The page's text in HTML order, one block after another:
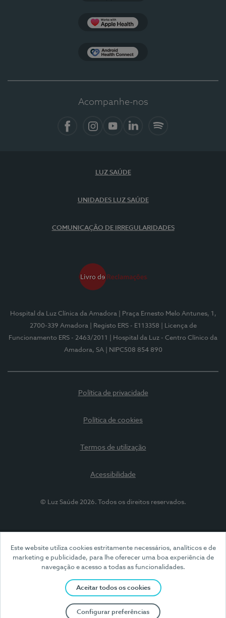
Este website utiliza cookies estritamente necessários, analíticos e de
marketing e publicidade, para lhe oferecer uma boa experiência de
navegação e acesso a todas as funcionalidades.
Aceitar todos os cookies
Configurar preferências
Acompanhe-nos
LUZ SAÚDE
UNIDADES LUZ SAÚDE
COMUNICAÇÃO DE IRREGULARIDADES
Hospital da Luz Clínica da Amadora
| Praça Ernesto Melo Antunes, 1,
2700-339 Amadora
| Registo ERS - E113358
| Licença de
Funcionamento ERS - 2463/2011
| Hospital da Luz - Centro Clínico da
Amadora, SA
| NIPC508 854 890
Política de privacidade
Política de cookies
Termos de utilização
Acessibilidade
© Luz Saúde 2026. Todos os direitos reservados.